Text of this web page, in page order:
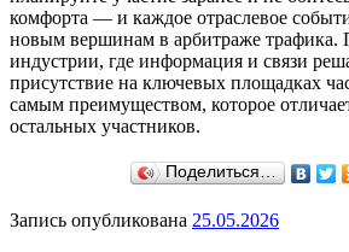
комфорта — и каждое отраслевое
новым вершинам в арбитраже трафика.
индустрии, где информация и связи
присутствие на ключевых площадках
самым преимуществом, которое
остальных участников.
Поделиться…
Запись опубликована 25.05.2026